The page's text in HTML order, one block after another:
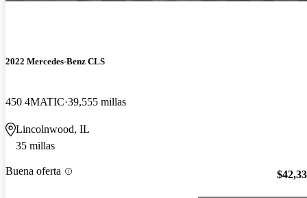
2022 Mercedes-Benz CLS
450 4MATIC 39,555 millas
Lincolnwood, IL
35 millas
Buena oferta